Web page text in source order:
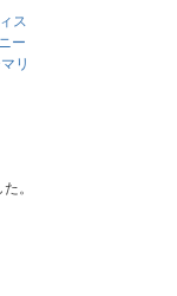
ス
ー
リ
。